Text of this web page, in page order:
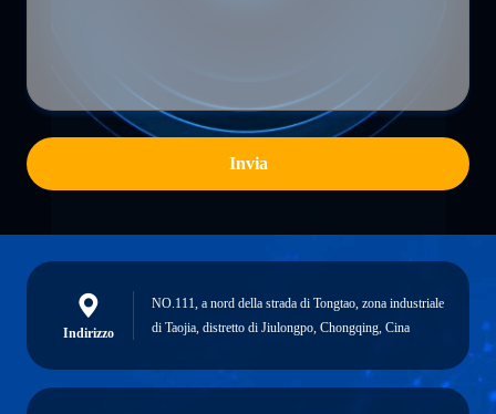
Invia
Indirizzo
NO.111, a nord della strada di Tongtao, zona industriale
di Taojia, distretto di Jiulongpo, Chongqing, Cina